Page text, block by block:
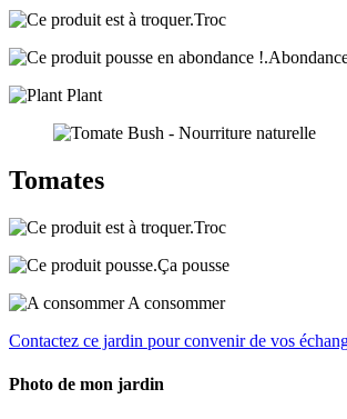
Troc
Plant
Tomates
Troc
Ça pousse
A consommer
Contactez ce jardin pour convenir de vos
Photo de mon jardin